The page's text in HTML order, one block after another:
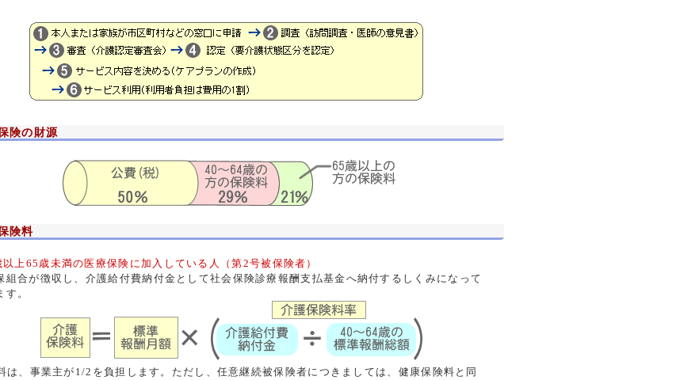
険の財源
険料
以上65歳未満の医療保険に加入している人（第2号被保険者）
組合が徴収し、介護給付費納付金として社会保険診療報酬支払基金へ納付するしくみになって
す。
は、事業主が1/2を負担します。ただし、任意継続被保険者につきましては、健康保険料と同